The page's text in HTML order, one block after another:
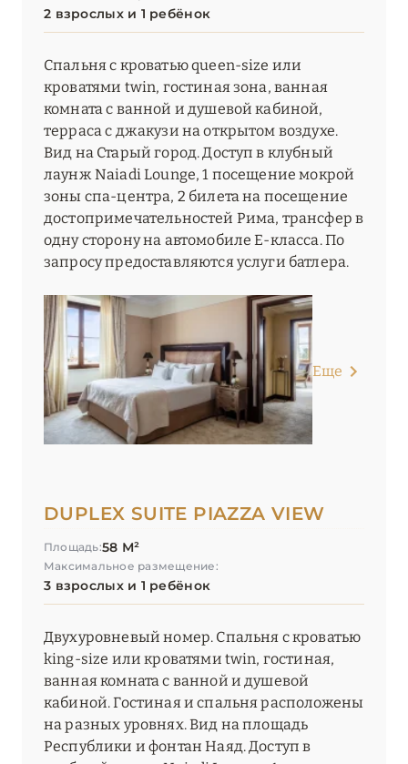
2 взрослых и 1 ребёнок
Спальня с кроватью queen-size или
кроватями twin, гостиная зона, ванная
комната с ванной и душевой кабиной,
терраса с джакузи на открытом воздухе.
Вид на Старый город. Доступ в клубный
лаунж Naiadi Lounge, 1 посещение мокрой
зоны спа-центра, 2 билета на посещение
достопримечательностей Рима, трансфер в
одну сторону на автомобиле E-класса. По
запросу предоставляются услуги батлера.
Еще
DUPLEX SUITE PIAZZA VIEW
Площадь:58 М²
Максимальное размещение:
3 взрослых и 1 ребёнок
Двухуровневый номер. Спальня с кроватью
king-size или кроватями twin, гостиная,
ванная комната с ванной и душевой
кабиной. Гостиная и спальня расположены
на разных уровнях. Вид на площадь
Республики и фонтан Наяд. Доступ в